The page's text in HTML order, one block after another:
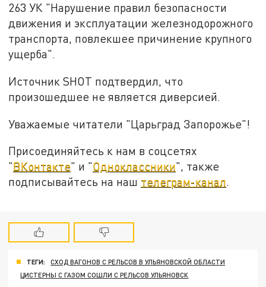
263 УК "Нарушение правил безопасности
движения и эксплуатации железнодорожного
транспорта, повлекшее причинение крупного
ущерба".
Источник SHOT подтвердил, что
произошедшее не является диверсией.
Уважаемые читатели "Царьград Запорожье"!
Присоединяйтесь к нам в соцсетях
"ВКонтакте" и "Одноклассники", также
подписывайтесь на наш телеграм-канал.
ТЕГИ:
СХОД ВАГОНОВ С РЕЛЬСОВ В УЛЬЯНОВСКОЙ ОБЛАСТИ
ЦИСТЕРНЫ С ГАЗОМ СОШЛИ С РЕЛЬСОВ УЛЬЯНОВСК